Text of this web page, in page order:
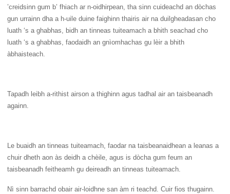
’creidsinn gum b’ fhiach ar n-oidhirpean, tha sinn cuideachd an dòchas
gun urrainn dha a h-uile duine faighinn thairis air na duilgheadasan cho
luath ‘s a ghabhas, bidh an tinneas tuiteamach a bhith seachad cho
luath ‘s a ghabhas, faodaidh an gnìomhachas gu lèir a bhith
àbhaisteach.
Tapadh leibh a-rithist airson a thighinn agus tadhal air an taisbeanadh
againn.
Le buaidh an tinneas tuiteamach, faodar na taisbeanaidhean a leanas a
chuir dheth aon às deidh a chèile, agus is dòcha gum feum an
taisbeanadh feitheamh gu deireadh an tinneas tuiteamach.
Nì sinn barrachd obair air-loidhne san àm ri teachd. Cuir fios thugainn.